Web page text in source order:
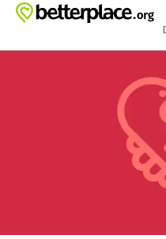
Zum Hauptinhalt springen
Erklärung zur